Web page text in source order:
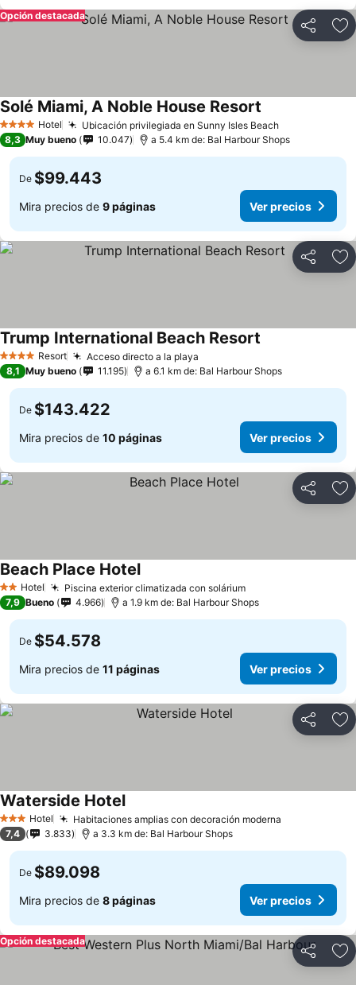
Compartir
Opción destacada
4 EstrellasHotel Ubicación privilegiada en Sunny Isles Beach
Solé Miami, A Noble House Resort
8,3 Muy bueno 10.047 a 5.4 km de: Bal Harbour Shops
De $99.443
Mira precios de 9 páginas Ver precios
Compartir
4 EstrellasResort Acceso directo a la playa
Trump International Beach Resort
8,1 Muy bueno 11.195 a 6.1 km de: Bal Harbour Shops
De $143.422
Mira precios de 10 páginas Ver precios
Compartir
2 Estrellas
Hotel Piscina exterior climatizada con solárium
Beach Place Hotel
7,9 Bueno 4.966 a 1.9 km de: Bal Harbour Shops
De $54.578
Mira precios de 11 páginas Ver precios
Compartir
3 Estrellas
Hotel Habitaciones amplias con decoración moderna
Waterside Hotel
7,4 3.833 a 3.3 km de: Bal Harbour Shops
De $89.098
Mira precios de 8 páginas Ver precios
Compartir
Opción destacada